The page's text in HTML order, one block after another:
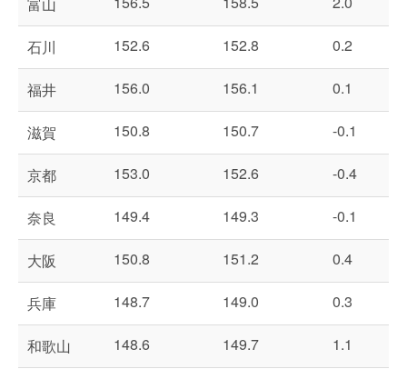
石川 152.6 152.8 0.2
福井 156.0 156.1 0.1
滋賀 150.8 150.7 -0.1
京都 153.0 152.6 -0.4
奈良 149.4 149.3 -0.1
大阪 150.8 151.2 0.4
兵庫 148.7 149.0 0.3
和歌山 148.6 149.7 1.1